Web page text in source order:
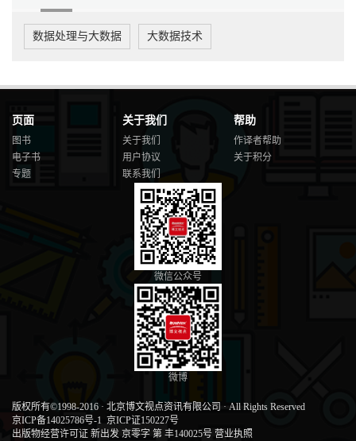
数据处理与大数据 大数据技术
页面
图书
电子书
专题
关于我们
关于我们
用户协议
联系我们
帮助
作译者帮助
关于积分
微信公众号
微博
版权所有©1998-2016 · 北京博文视点资讯有限公司 · All Rights Reserved
京ICP备14025786号-1 京ICP证150227号
出版物经营许可证 新出发 京零字 第 丰140025号 营业执照